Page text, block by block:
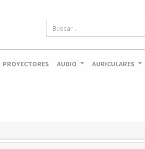
PROYECTORES AUDIO AURICULARES